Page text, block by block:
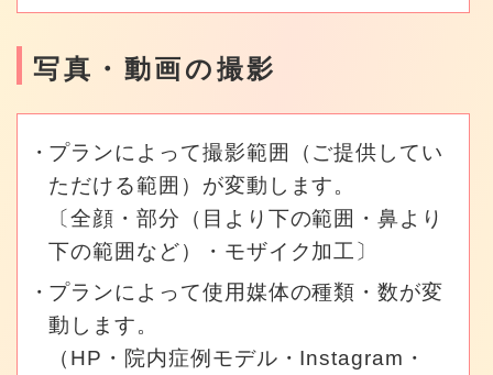
写真・動画の撮影
プランによって撮影範囲（ご提供してい
ただける範囲）が変動します。
〔全顔・部分（目より下の範囲・鼻より
下の範囲など）・モザイク加工〕
プランによって使用媒体の種類・数が変
動します。
（HP・院内症例モデル・Instagram・